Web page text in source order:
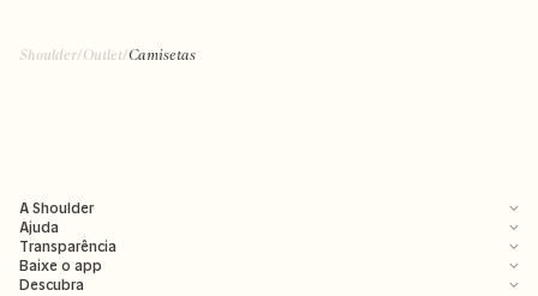
Shoulder/Outlet/Camisetas
A Shoulder
Ajuda
Transparência
Baixe o app
Descubra